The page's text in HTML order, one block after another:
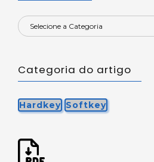
Categoria do artigo
Hardkey Softkey